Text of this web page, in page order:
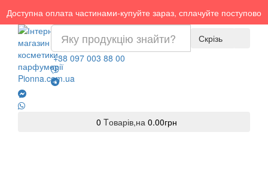
Доступна оплата частинами-купуйте зараз, сплачуйте поступово
Скрізь
+38 097 003 88 00
0 Tоварів,на 0.00грн